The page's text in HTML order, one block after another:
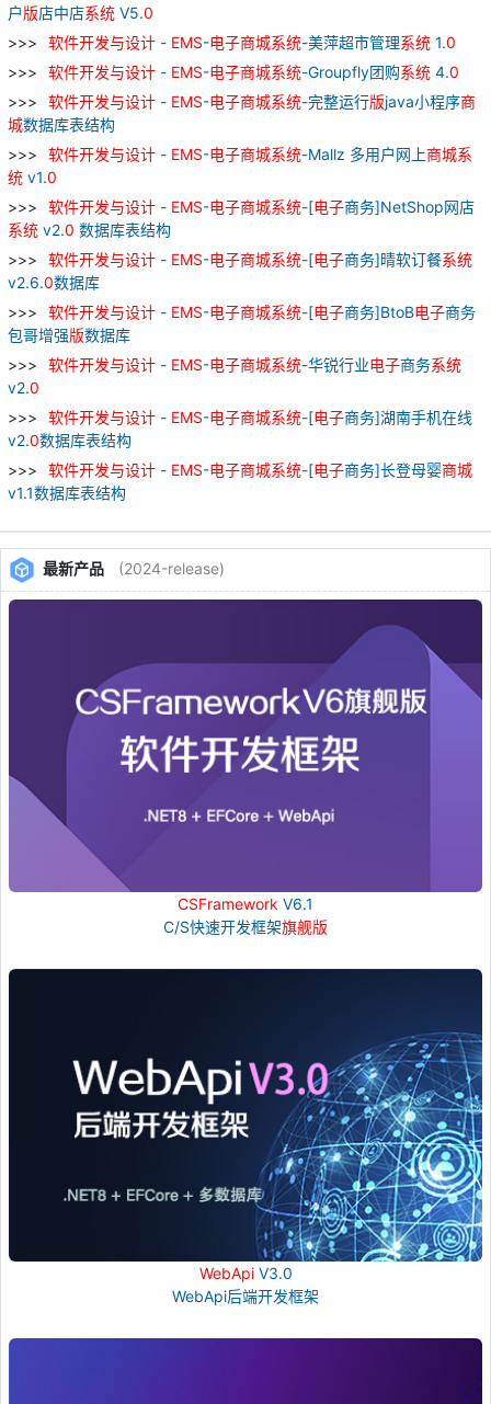
户版店中店系统 V5.0
软件开发与设计 - EMS-电子商城系统-美萍超市管理系统 1.0
软件开发与设计 - EMS-电子商城系统-Groupfly团购系统 4.0
软件开发与设计 - EMS-电子商城系统-完整运行版java小程序商
城数据库表结构
软件开发与设计 - EMS-电子商城系统-Mallz 多用户网上商城系
统 v1.0
软件开发与设计 - EMS-电子商城系统-[电子商务]NetShop网店
系统 v2.0 数据库表结构
软件开发与设计 - EMS-电子商城系统-[电子商务]晴软订餐系统
v2.6.0数据库
软件开发与设计 - EMS-电子商城系统-[电子商务]BtoB电子商务
包哥增强版数据库
软件开发与设计 - EMS-电子商城系统-华锐行业电子商务系统
v2.0
软件开发与设计 - EMS-电子商城系统-[电子商务]湖南手机在线
v2.0数据库表结构
软件开发与设计 - EMS-电子商城系统-[电子商务]长登母婴商城
v1.1数据库表结构
最新产品 (2024-release)
CSFramework V6.1
C/S快速开发框架旗舰版
WebApiV3.0
WebApi后端开发框架